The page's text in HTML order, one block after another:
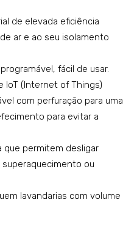
rou
pa
ativ
o
Mo
del
80E
Mo
de elevada eficiência
ar e ao seu isolamento
fácil de usar.
IoT (Internet of Things)
com perfuração para uma
para evitar a
que permitem desligar
ou
lavandarias com volume